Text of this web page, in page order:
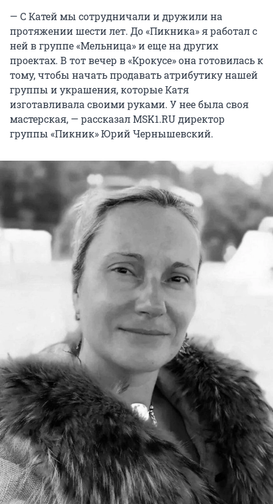
— С Катей мы сотрудничали и дружили на
протяжении шести лет. До «Пикника» я работал с
ней в группе «Мельница» и еще на других
проектах. В тот вечер в «Крокусе» она готовилась к
тому, чтобы начать продавать атрибутику нашей
группы и украшения, которые Катя
изготавливала своими руками. У нее была своя
мастерская, — рассказал MSK1.RU директор
группы «Пикник» Юрий Чернышевский.